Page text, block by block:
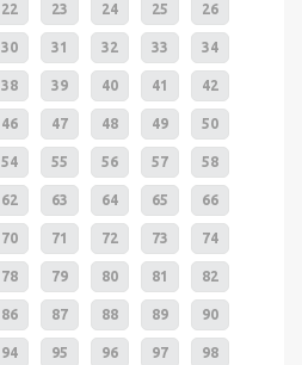
22 23 24 25 26
30 31 32 33 34
38 39 40 41 42
46 47 48 49 50
54 55 56 57 58
62 63 64 65 66
70 71 72 73 74
78 79 80 81 82
86 87 88 89 90
94 95 96 97 98